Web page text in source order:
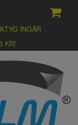
KR!
INGÅR